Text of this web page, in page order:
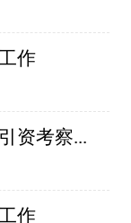
作
资考察...
作